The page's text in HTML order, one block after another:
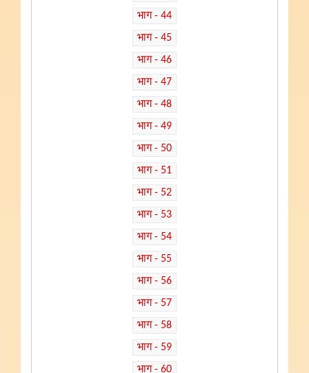
भाग - 44
भाग - 45
भाग - 46
भाग - 47
भाग - 48
भाग - 49
भाग - 50
भाग - 51
भाग - 52
भाग - 53
भाग - 54
भाग - 55
भाग - 56
भाग - 57
भाग - 58
भाग - 59
भाग - 60